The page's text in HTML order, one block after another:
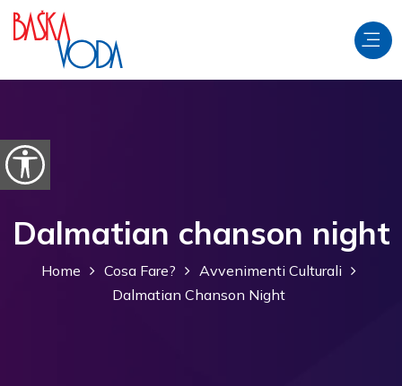
Salta al contenuto
Apri le opzioni di accessibilità
Dalmatian chanson night
Home Cosa Fare?
Avvenimenti Culturali
Dalmatian Chanson Night